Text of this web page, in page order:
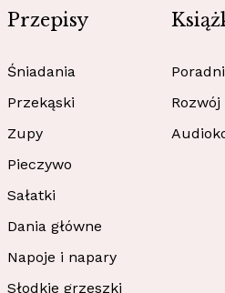
Przepisy
Śniadania
Przekąski
Zupy
Pieczywo
Sałatki
Dania główne
Napoje i napary
Słodkie grzeszki